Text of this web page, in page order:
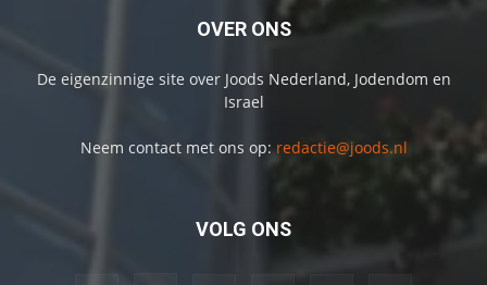
OVER ONS
De eigenzinnige site over Joods Nederland, Jodendom en
Israel
Neem contact met ons op: redactie@joods.nl
VOLG ONS